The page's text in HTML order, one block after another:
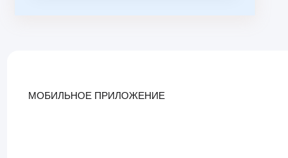
МОБИЛЬНОЕ ПРИЛОЖЕНИЕ